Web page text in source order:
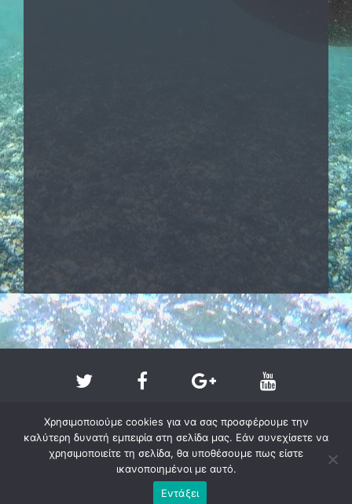
Copyright @ 2011-2026 - larissa-beach.gr
Χρησιμοποιούμε cookies για να σας προσφέρουμε την
καλύτερη δυνατή εμπειρία στη σελίδα μας. Εάν συνεχίσετε να
χρησιμοποιείτε τη σελίδα, θα υποθέσουμε πως είστε
ικανοποιημένοι με αυτό.
Εντάξει